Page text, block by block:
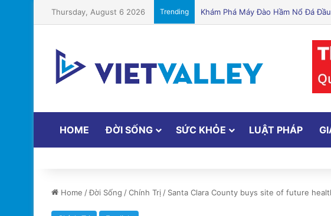
Thursday, August 6 2026 Trending HMO và PPO: So sánh chi tiết và
HOME ĐỜI SỐNG SỨC KHỎE LUẬT PHÁP
Home /Đời Sống /Chính Trị / Santa Clara County buys site of future